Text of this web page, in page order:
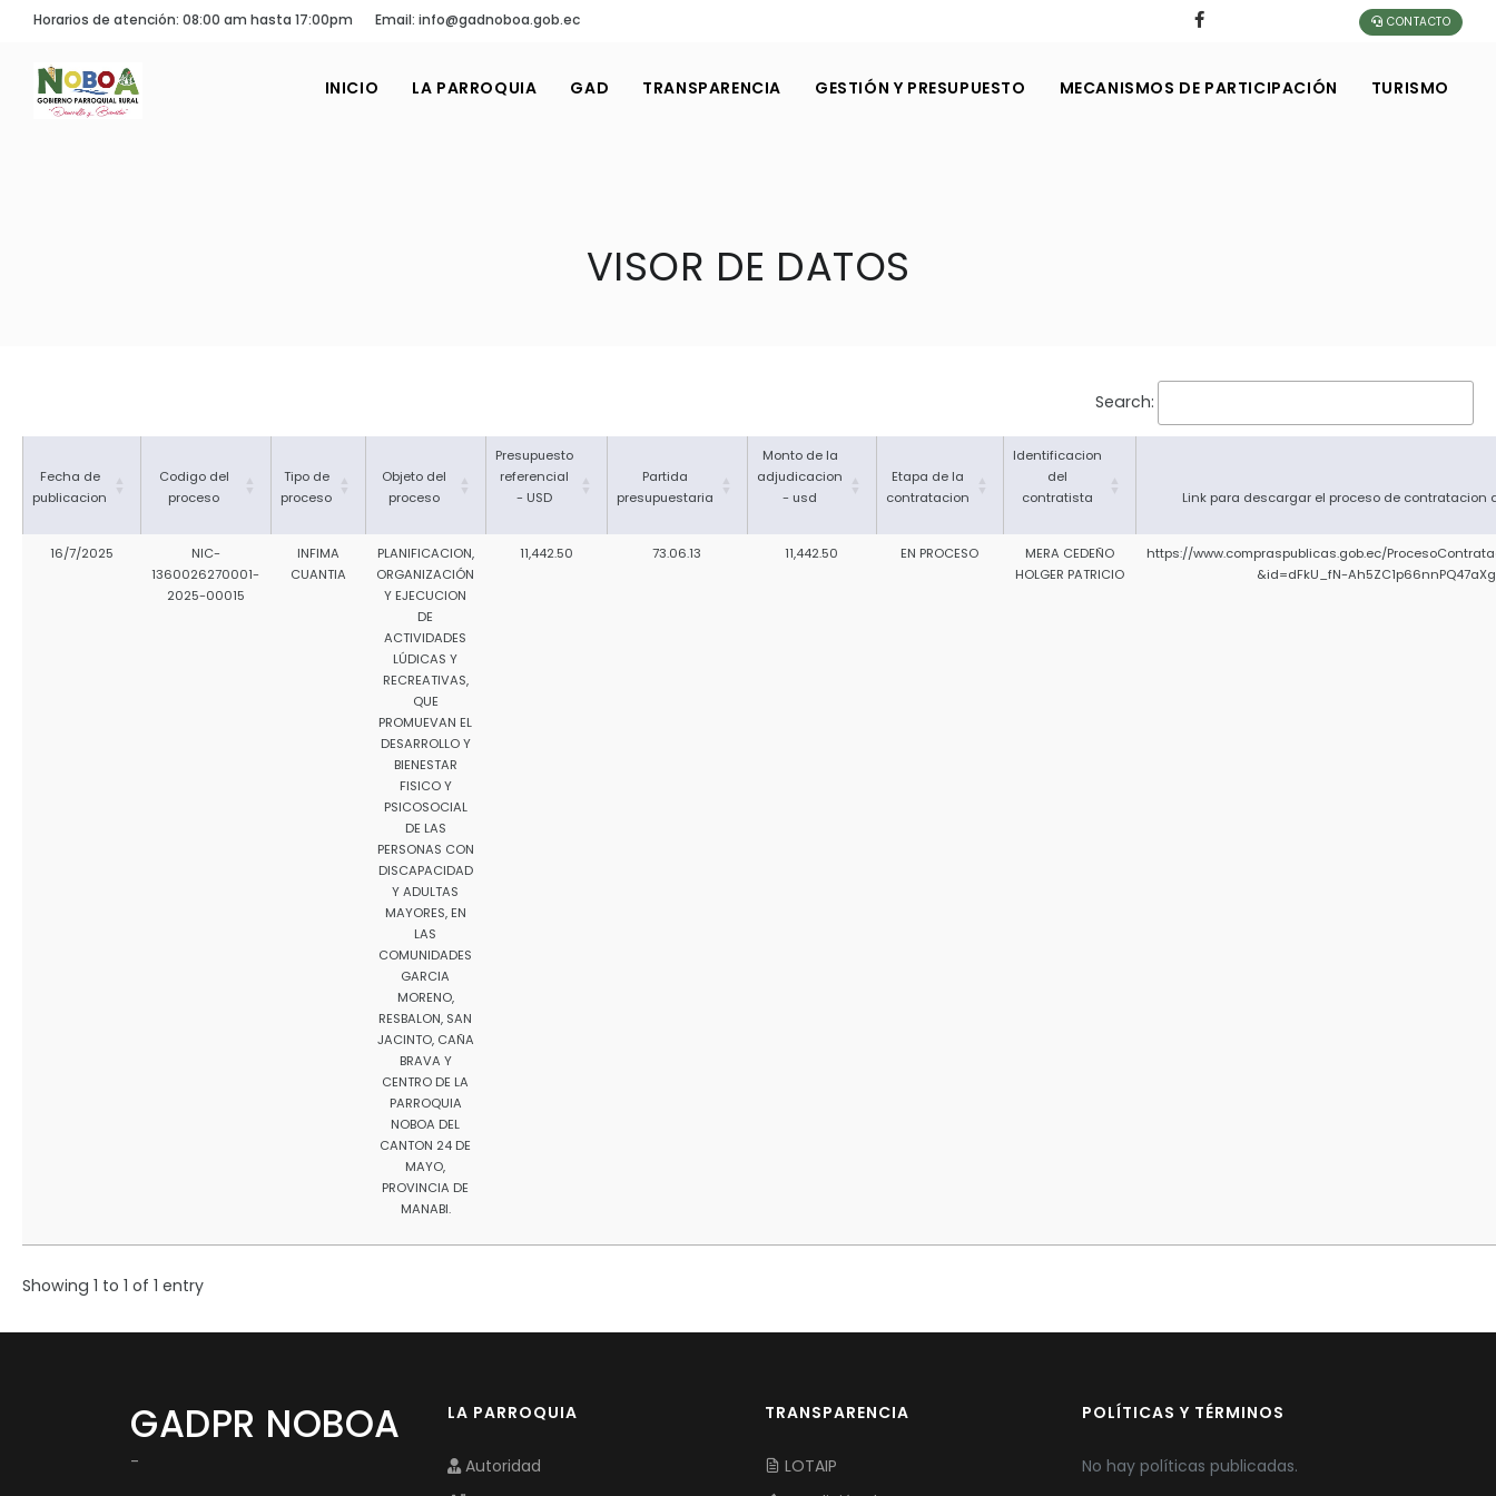
Horarios de atención: 08:00 am hasta 17:00pm Email: info@gadnoboa.gob.ec CONTACTO
INICIO LA PARROQUIA GAD TRANSPARENCIA GESTIÓN Y PRESUPUESTO MECANISMOS DE PARTICIPACIÓN TURISMO
VISOR DE DATOS
Search:
Fecha de
publicacion
Codigo del
proceso
Tipo de
proceso
Objeto del
proceso
Presupuesto
referencial
- USD
Partida
presupuestaria
Monto de la
adjudicacion
- usd
Etapa de la
contratacion
Identificacion
del
contratista
Link para descargar el proceso de contratacion
16/7/2025
NIC-
1360026270001-
2025-00015
INFIMA
CUANTIA
PLANIFICACION,
ORGANIZACIÓN
Y EJECUCION
DE
ACTIVIDADES
LÚDICAS Y
RECREATIVAS,
QUE
PROMUEVAN EL
DESARROLLO Y
BIENESTAR
FISICO Y
PSICOSOCIAL
DE LAS
PERSONAS CON
DISCAPACIDAD
Y ADULTAS
MAYORES, EN
LAS
COMUNIDADES
GARCIA
MORENO,
RESBALON, SAN
JACINTO, CAÑA
BRAVA Y
CENTRO DE LA
PARROQUIA
NOBOA DEL
CANTON 24 DE
MAYO,
PROVINCIA DE
MANABI.
11,442.50 73.06.13 11,442.50 EN PROCESO
MERA CEDEÑO
HOLGER PATRICIO
https://www.compraspublicas.gob.ec/
&id=dFkU_fN-
Showing 1 to 1 of 1 entry
GADPR NOBOA
-
LA PARROQUIA
Autoridad
TRANSPARENCIA
LOTAIP
POLÍTICAS Y TÉRMINOS
No hay políticas publicadas.